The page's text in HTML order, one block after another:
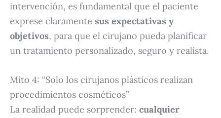
intervención, es fundamental que el paciente
exprese claramente sus expectativas y
objetivos, para que el cirujano pueda planificar
un tratamiento personalizado, seguro y realista.
Mito 4: “Solo los cirujanos plásticos realizan
procedimientos cosméticos”
La realidad puede sorprender: cualquier